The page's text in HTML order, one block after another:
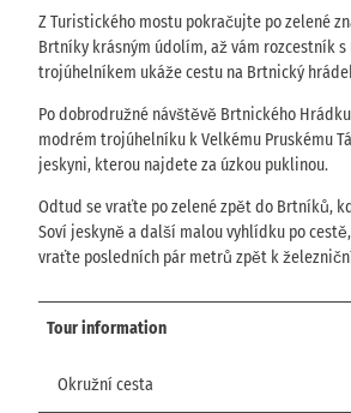
Z Turistického mostu pokračujte po zelené
Brtníky krásným údolím, až vám rozcestník s
trojúhelníkem ukáže cestu na Brtnický
Po dobrodružné návštěvě Brtnického
modrém trojúhelníku k Velkému Pruskému
jeskyni, kterou najdete za úzkou puklinou.
Odtud se vraťte po zelené zpět do Brtníků,
Soví jeskyně a další malou vyhlídku po
vraťte posledních pár metrů zpět k
Tour information
Okružní cesta